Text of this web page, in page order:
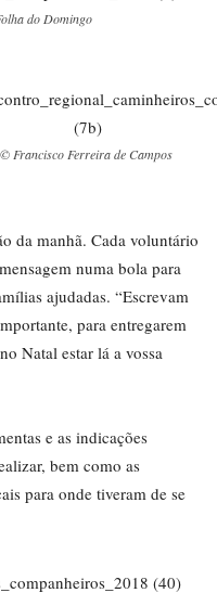
do Domingo
Francisco Ferreira de Campos
da manhã. Cada voluntário
numa bola para
ajudadas. “Escrevam
para entregarem
Natal estar lá a vossa
e as indicações
bem como as
para onde tiveram de se